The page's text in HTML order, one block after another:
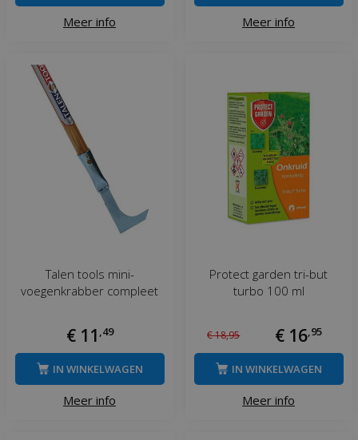
Meer info Meer info
Talen tools mini-
voegenkrabber compleet
€ 11 49
Meer info
IN WINKELWAGEN
Protect garden tri-but
turbo 100 ml
€18,95 € 16 95
Meer info
IN WINKELWAGEN